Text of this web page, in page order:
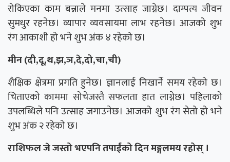
रोकिएका काम बन्नाले मनमा उत्साह जाग्नेछ। दाम्पत्य जीवन
सुमधुर रहनेछ। व्यापार व्यवसायमा लाभ रहनेछ। आजको शुभ
रंग आकाशी हो भने शुभ अंक ४ रहेको छ।
मीन (दी,दू,थ,झ,ञ,दे,दो,चा,ची)
शैक्षिक क्षेत्रमा प्रगति हुनेछ। ज्ञानलाई निखार्ने समय रहेको छ।
चिताएको काममा सोचेजस्तै सफलता हात लाग्नेछ। पहिलाको
उपलब्धिले पनि उत्साह जगाउनेछ। आजको शुभ रंग सेतो हो भने
शुभ अंक २ रहेको छ।
राशिफल जे जस्तो भएपनि तपाईंको दिन मङ्गलमय रहोस् ।